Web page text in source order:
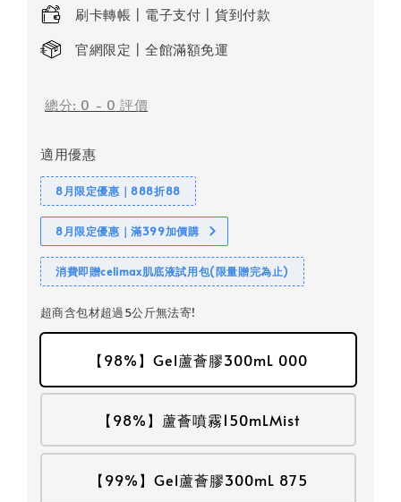
刷卡轉帳┃電子支付┃貨到付款
官網限定┃全館滿額免運
總分: 0 - 0 評價
適用優惠
8月限定優惠｜888折88
8月限定優惠｜滿399加價購
消費即贈celimax肌底液試用包(限量贈完為止)
超商含包材超過5公斤無法寄!
【98%】Gel蘆薈膠300mL 000
【98%】蘆薈噴霧150mLMist
【99%】Gel蘆薈膠300mL 875